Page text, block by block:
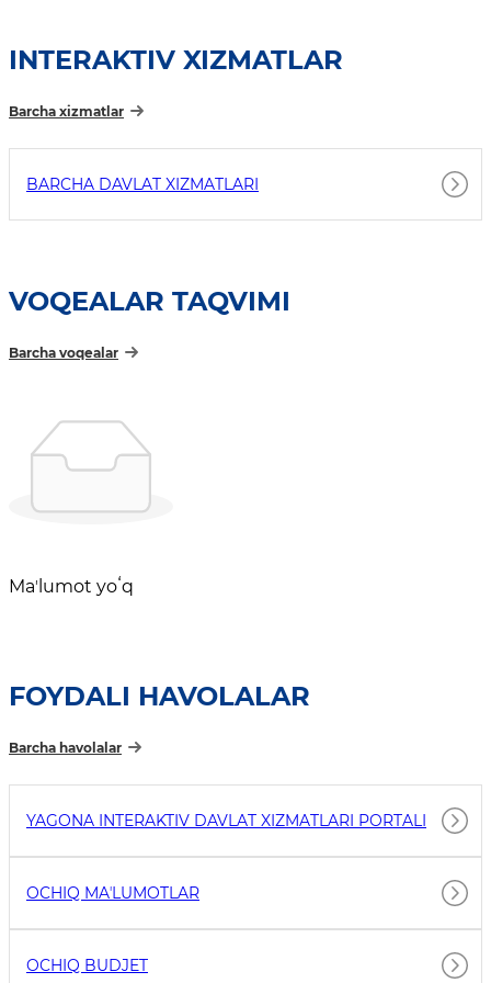
INTERAKTIV XIZMATLAR
Barcha xizmatlar
BARCHA DAVLAT XIZMATLARI
VOQEALAR TAQVIMI
Barcha voqealar
Maʼlumot yoʻq
FOYDALI HAVOLALAR
Barcha havolalar
YAGONA INTERAKTIV DAVLAT XIZMATLARI PORTALI
OCHIQ MAʼLUMOTLAR
OCHIQ BUDJET